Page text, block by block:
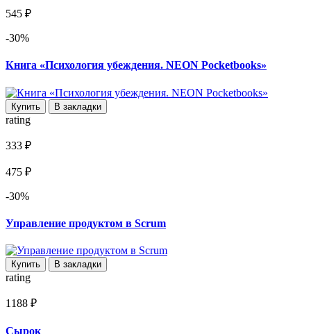
545 ₽
-30%
Книга «Психология убеждения. NEON Pocketbooks»
Купить В закладки
rating
333 ₽
475 ₽
-30%
Управление продуктом в Scrum
Купить В закладки
rating
1188 ₽
Сырок